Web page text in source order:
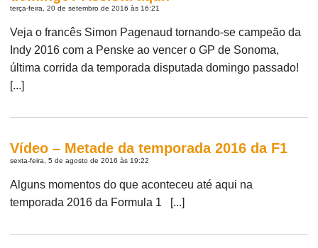
terça-feira, 20 de setembro de 2016 às 16:21
Veja o francês Simon Pagenaud tornando-se campeão da
Indy 2016 com a Penske ao vencer o GP de Sonoma,
última corrida da temporada disputada domingo passado!
[...]
Vídeo – Metade da temporada 2016 da F1
sexta-feira, 5 de agosto de 2016 às 19:22
Alguns momentos do que aconteceu até aqui na
temporada 2016 da Formula 1 [...]